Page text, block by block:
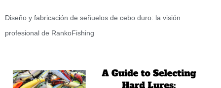
Diseño y fabricación de señuelos de cebo duro: la visión
profesional de RankoFishing